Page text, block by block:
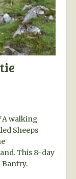
A walking
Sheeps
This 8-day